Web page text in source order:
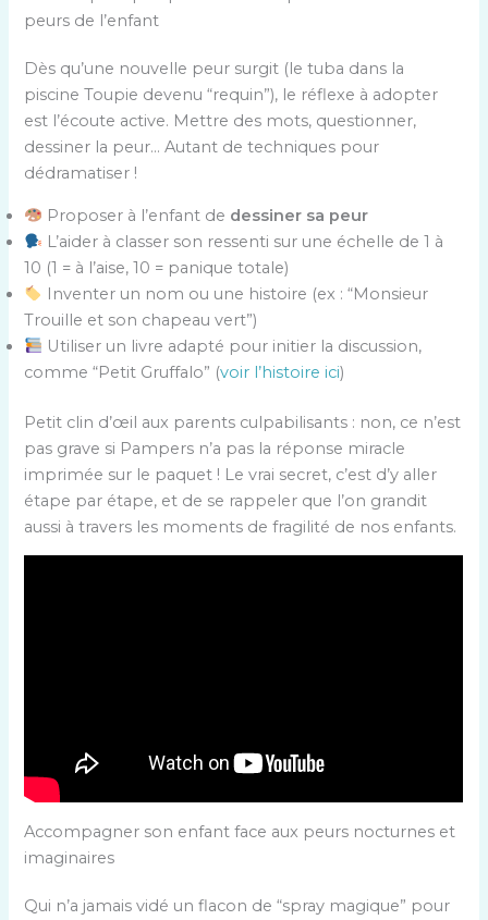
peurs de l’enfant
Dès qu’une nouvelle peur surgit (le tuba dans la
piscine Toupie devenu “requin”), le réflexe à adopter
est l’écoute active. Mettre des mots, questionner,
dessiner la peur… Autant de techniques pour
dédramatiser !
Proposer à l’enfant de dessiner sa peur
L’aider à classer son ressenti sur une échelle de 1 à
10 (1 = à l’aise, 10 = panique totale)
Inventer un nom ou une histoire (ex : “Monsieur
Trouille et son chapeau vert”)
Utiliser un livre adapté pour initier la discussion,
comme “Petit Gruffalo” (voir l’histoire ici)
Petit clin d’œil aux parents culpabilisants : non, ce n’est
pas grave si Pampers n’a pas la réponse miracle
imprimée sur le paquet ! Le vrai secret, c’est d’y aller
étape par étape, et de se rappeler que l’on grandit
aussi à travers les moments de fragilité de nos enfants.
Accompagner son enfant face aux peurs nocturnes et
imaginaires
Qui n’a jamais vidé un flacon de “spray magique” pour